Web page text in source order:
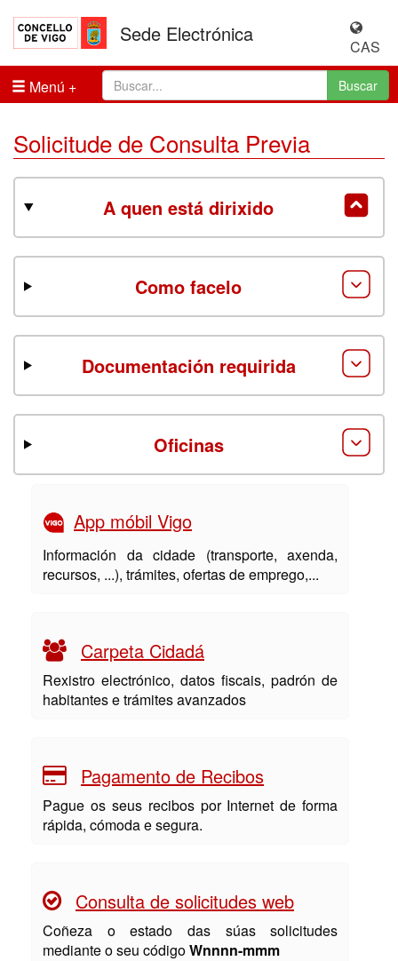
Sede Electrónica
CAS
Menú
Buscar
Solicitude de Consulta Previa
A quen está dirixido
Como facelo
Documentación requirida
Oficinas
App móbil Vigo
Información da cidade (transporte, axenda,
recursos, ...), trámites, ofertas de emprego,...
Carpeta Cidadá
Rexistro electrónico, datos fiscais, padrón de
habitantes e trámites avanzados
Pagamento de Recibos
Pague os seus recibos por Internet de forma
rápida, cómoda e segura.
Consulta de solicitudes web
Coñeza o estado das súas solicitudes
mediante o seu códigoWnnnn-mmm